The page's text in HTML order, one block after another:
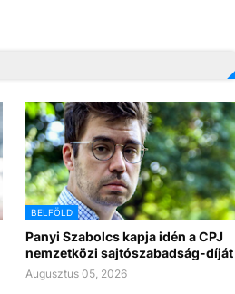
BELFÖLD
Panyi Szabolcs kapja idén a CPJ
nemzetközi sajtószabadság-díját
Augusztus 05, 2026